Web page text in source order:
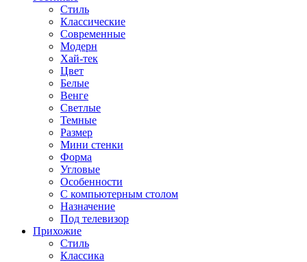
Стиль
Классические
Современные
Модерн
Хай-тек
Цвет
Белые
Венге
Светлые
Темные
Размер
Мини стенки
Форма
Угловые
Особенности
С компьютерным столом
Назначение
Под телевизор
Прихожие
Стиль
Классика